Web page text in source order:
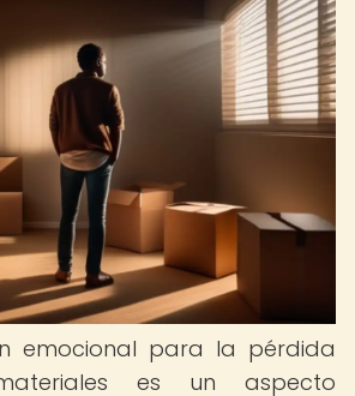
emocional para la pérdida
es un aspecto